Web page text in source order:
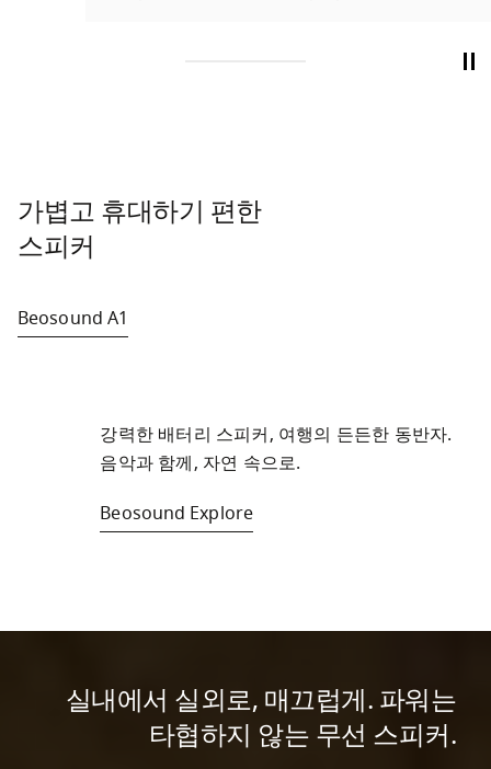
가볍고 휴대하기 편한
스피커
Beosound A1
강력한 배터리 스피커, 여행의 든든한 동반자.
음악과 함께, 자연 속으로.
Beosound Explore
실내에서 실외로, 매끄럽게. 파워는
타협하지 않는 무선 스피커.